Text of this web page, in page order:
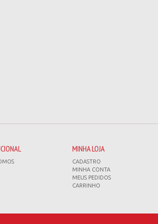
MINHA LOJA
CADASTRO
MINHA CONTA
MEUS PEDIDOS
CARRINHO